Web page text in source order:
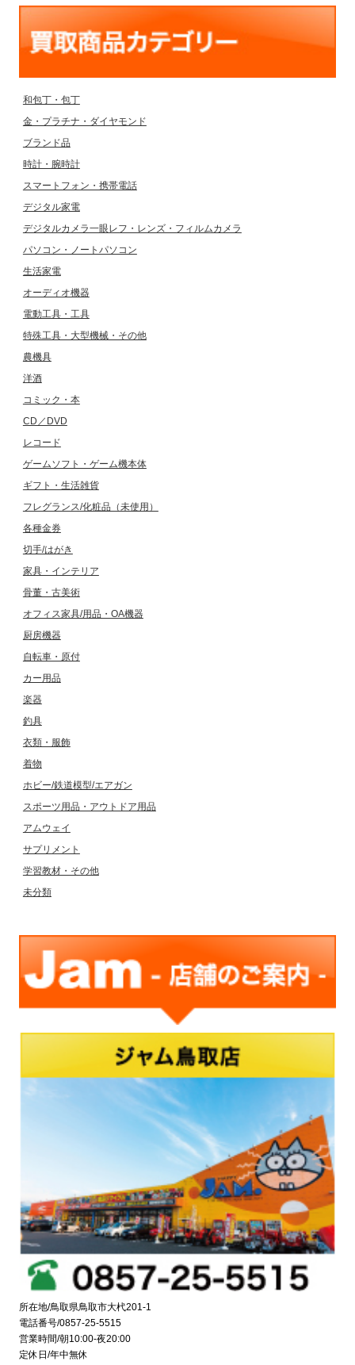
和包丁・包丁
金・プラチナ・ダイヤモンド
ブランド品
時計・腕時計
スマートフォン・携帯電話
デジタル家電
デジタルカメラ一眼レフ・レンズ・フィルムカメラ
パソコン・ノートパソコン
生活家電
オーディオ機器
電動工具・工具
特殊工具・大型機械・その他
農機具
洋酒
コミック・本
CD／DVD
レコード
ゲームソフト・ゲーム機本体
ギフト・生活雑貨
フレグランス/化粧品（未使用）
各種金券
切手/はがき
家具・インテリア
骨董・古美術
オフィス家具/用品・OA機器
厨房機器
自転車・原付
カー用品
楽器
釣具
衣類・服飾
着物
ホビー/鉄道模型/エアガン
スポーツ用品・アウトドア用品
アムウェイ
サプリメント
学習教材・その他
未分類
所在地/鳥取県鳥取市大杙201-1
電話番号/0857-25-5515
営業時間/朝10:00-夜20:00
定休日/年中無休